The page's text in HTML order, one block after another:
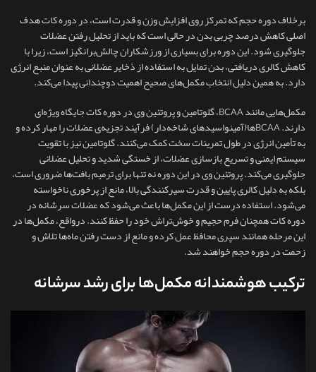
برخلاف دوره حجم که تمرکز روی افزایش وزن و قدرت است، در دوره کات هدف
اصلی کاهش درصد چربی بدن در حالی است که باید از تحلیل رفتن عضلات
جلوگیری شود. این دوره برای بسیاری از ورزشکاران چالش‌برانگیز است، زیرا با
کاهش کالری دریافتی، بدن تمایل به استفاده از ذخایر عضلانی به‌ عنوان منبع انرژی
دارد. به همین دلیل انتخاب مکمل‌های صحیح اهمیت دوچندانی پیدا می‌کند.
مکمل‌هایی مانند BCAA، گلوتامین و پروتئین وی در دوره کات جایگاه ویژه‌ای
دارند. BCAA‌ها(آمینواسیدهای شاخه‌دار) فرآیند تجزیه‌ی عضلات را مهار کرده و
به تأمین انرژی در طول تمرینات سخت کمک می‌کنند. گلوتامین نیز با تقویت
سیستم ایمنی و تسریع بازسازی عضلات، از خستگی شدید و تحلیل عضلانی
جلوگیری می‌کند. پروتئین وی در این دوره نه‌ تنها برای ترمیم بافت‌ها ضروری است،
بلکه به دلیل کالری پایین و قدرت سیرکنندگی بالا، مانع از پرخوری ناخواسته
می‌شود. استفاده درست از این مکمل‌ها باعث می‌شود که عضلات سرشانه در
دوره کات همچنان فرم حجیم و خوش‌تراش خود را حفظ کنند. درواقع، مکمل‌ها در
این مرحله همانند سپری محافظ عمل کرده و مانع از دست رفتن ماه‌ها تلاش و
زحمت در دوره حجم خواهند شد.
ترکیب هوشمندانه مکمل‌ها برای رشد سرشانه